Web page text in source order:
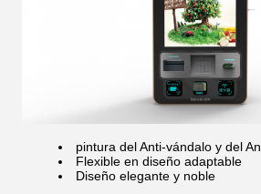
pintura del Anti-vándalo y del
Flexible en diseño adaptable
Diseño elegante y noble